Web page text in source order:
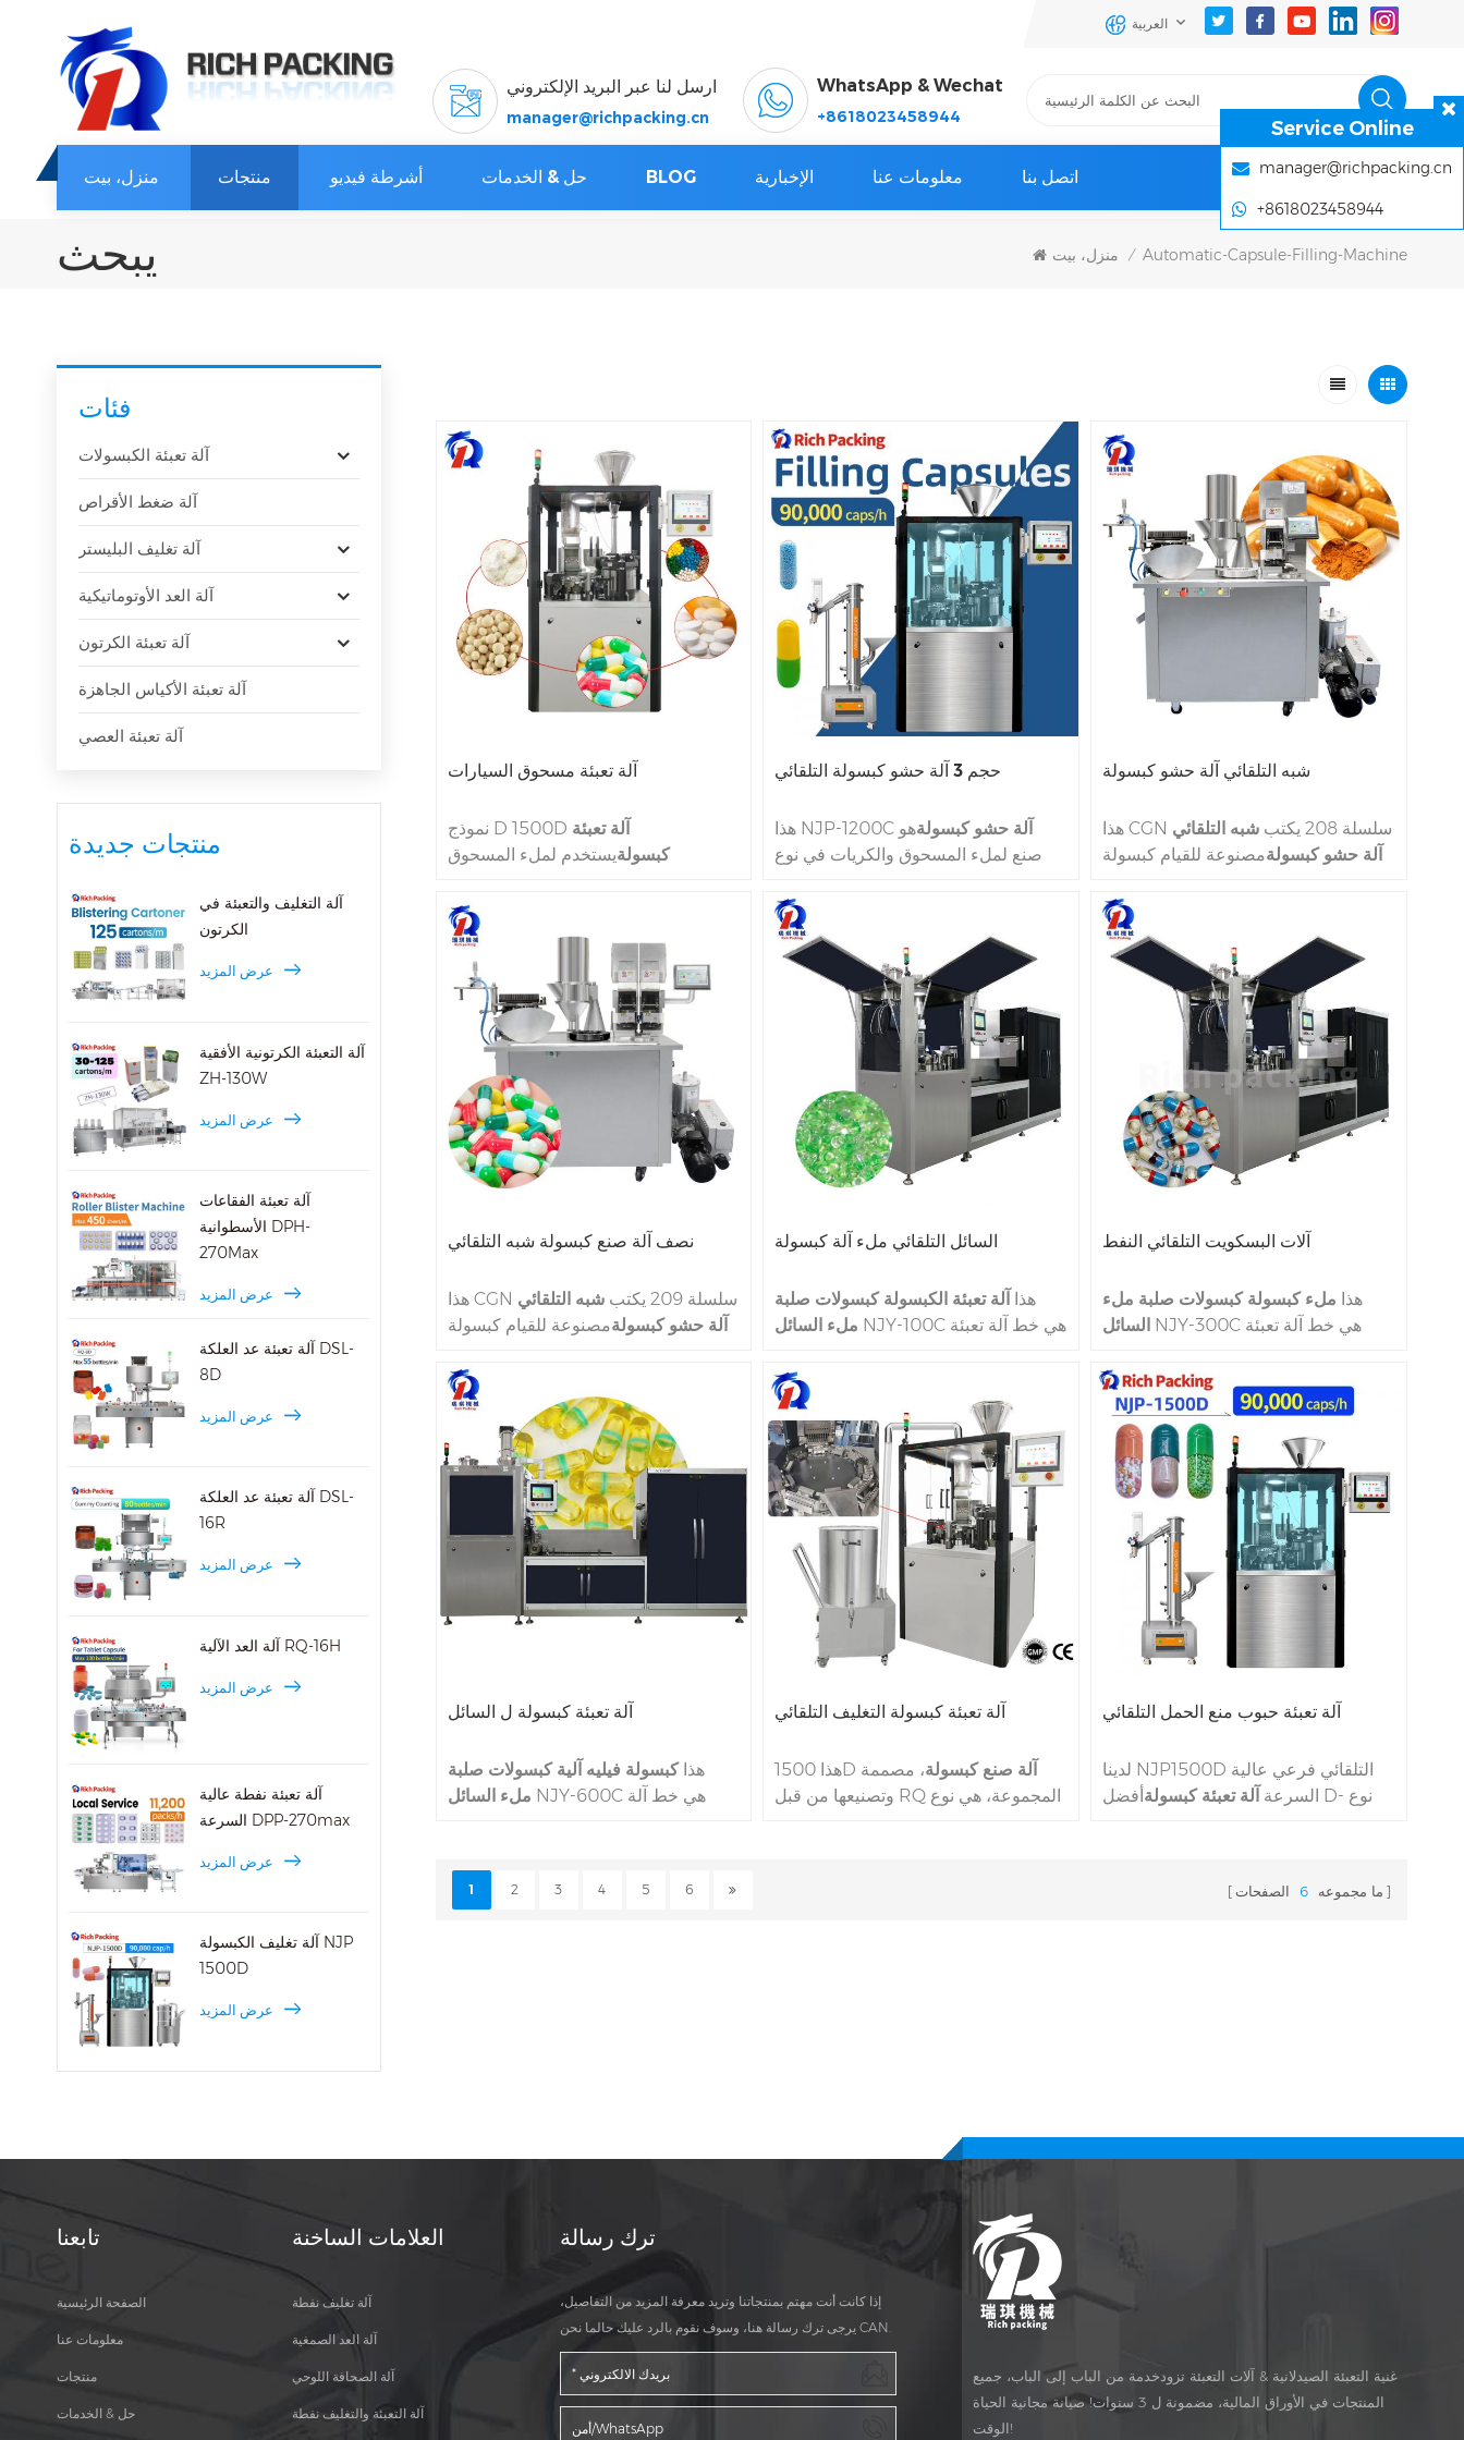
العربية
ارسل لنا عبر البريد الإلكتروني
manager@richpacking.cn
WhatsApp & Wechat
+8618023458944
منزل، بيت منتجات أشرطة فيديو حل & الخدمات BLOG الإخبارية معلومات عنا اتصل بنا
يبحث منزل، بيت / Automatic-Capsule-Filling-Machine
فئات
آلة تعبئة الكبسولات
آلة ضغط الأقراص
آلة تغليف البليستر
آلة العد الأوتوماتيكية
آلة تعبئة الكرتون
آلة تعبئة الأكياس الجاهزة
آلة تعبئة العصي
منتجات جديدة
آلة التغليف والتعبئة في
الكرتون
عرض المزيد
آلة التعبئة الكرتونية الأفقية
ZH-130W
عرض المزيد
آلة تعبئة الفقاعات
الأسطوانية DPH-
270Max
عرض المزيد
آلة تعبئة عد العلكة DSL-
8D
عرض المزيد
آلة تعبئة عد العلكة DSL-
16R
عرض المزيد
آلة العد الآلية RQ-16H
عرض المزيد
آلة تعبئة نفطة عالية
السرعة DPP-270max
عرض المزيد
آلة تغليف الكبسولة NJP
1500D
عرض المزيد
آلة تعبئة مسحوق السيارات
نموذج D 1500D آلة تعبئة
كبسولةيستخدم لملء المسحوق
مجوفة، خاصة للقذيفة الصلبة كبسولات.
حجم كبسولة من 000،00،0 إلى المواد
5 الحجم. يمكن استخدامه في صناعة
الأدوية والصيدلة الفرعية، وجميع أنواع
حجم 3 آلة حشو كبسولة التلقائي
هذا NJP-1200C آلة حشو كبسولةهو
صنع لملء المسحوق والكريات في نوع
يمكن الانتهاء منها 36100 في ساعة
واحدة، يصلح بحجم كبسولات في الحجم
000،00،0،1،2،3،4،5 عدد 1200C
1200C مستعملة في مصنع منتصف
المقاييس للصناعات الدوائية والصيدلة
المتوسطة الحزمة الفرعية وكذلك مدرسة
الصيدلة الشخصية لصنع كبسولات.
شبه التلقائي آلة حشو كبسولة
هذا CGN سلسلة 208 يكتب
شبه التلقائي
آلة حشو كبسولةمصنوعة للقيام كبسولة
إنجاز كبسولات نوع الجوف الصلب صنع
30،100 في ساعة واحدة، جيدة بحجم
كبسولات الجيلاتين من الحجم
قبل CGN -208.
نصف آلة صنع كبسولة شبه التلقائي
هذا CGN سلسلة 209 يكتب
شبه التلقائي
آلة حشو كبسولةمصنوعة للقيام كبسولة
تم إنجاز كبسولات نوع الجوف الصعب مما
يجعل 40،100 في ساعة واحدة، جيدة
بحجم كبسولات هلام من الحجم
000،00،0،1،2،3،4، إلى الحجم 5 من
قبل CGN-209.
السائل التلقائي ملء آلة كبسولة
هذا آلة تعبئة الكبسولة كبسولات صلبة
ملء السائل NJY-100C هي خط آلة تعبئة
السائلة إلى كبسولات الجيلاتين النوع
الصلب من قبل NJY-100C. الإنتاج
Speedof NJY-100C هو ملء 100
كبسولة في واحد Min.NJY-100C
مناسبة لجميع كبسولات البالغ عدد
كبسولات 000،00،0،2،2،4،5 الحجم.
غنية التعبئة NJY100C يستخدم في
الغالب في جميع أنحاء العالم.
آلات البسكويت التلقائي النفط
هذا ملء كبسولة كبسولات صلبة ملء
السائل NJY-300C هي خط آلة تعبئة
إلى كبسولات الجيلاتين من النوع الصلب
من قبل NJY-300C. سرعة الإنتاج NJY-
300C هو ملء 100 كبسولة في واحد
دقيقة. NJY-300C مناسبة لجميع
كبسولات البالغ عدد كبسولات
000،00،0،2،2،4،5 الحجم. غنية التعبئة
NJY300C يستخدم في الغالب في جميع
آلة تعبئة كبسولة ل السائل
هذاكبسولة فيليه آلية كبسولات صلبة
ملء السائل NJY-600C هي خط آلة
النوع الصلب بواسطة NJY-600C
Speedof NJY-600C هو ملء 100
آلة تعبئة كبسولة التغليف التلقائي
هذا 1500D آلة صنع كبسولة، مصممة
وتصنيعها من قبل RQ المجموعة، هي نوع
آلة تعبئة حبوب منع الحمل التلقائي
لدينا NJP1500D التلقائي فرعي عالية
السرعة آلة تعبئة كبسولةأفضل D- نوع
كبسولات لكل دقيقة. الفرق بين
1 2 3 4 5 6 ما مجموعه 6 الصفحات
غنية التعبئة الصيدلانية & آلات التعبئة تزودخدمة من الباب إلى الباب، جميع
المنتجات في الأوراق المالية، مضمونة ل 3 سنوات! صيانة مجانية الحياة
الوقت!
تابعنا
الصفحة الرئيسية
معلومات عنا
منتجات
حل & الخدمات
العلامات الساخنة
آلة تغليف نفطة
آلة العد الصمغية
آلة الصحافة اللوحي
آلة التعبئة والتغليف نفطة
ترك رسالة
إذا كانت أنت مهتم بمنتجاتنا وتريد معرفة المزيد من التفاصيل،
يرجى ترك رسالة هنا، وسوف نقوم بالرد عليك حالما نحن CAN.
Service Online
manager@richpacking.cn
+8618023458944